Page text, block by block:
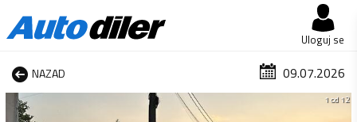
Uloguj se
NAZAD 09.07.2026
1 od 12